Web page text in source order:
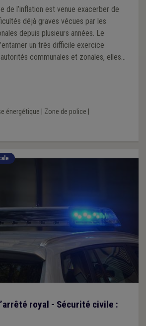
de l’inflation est venue exacerber de
déjà graves vécues par les
depuis plusieurs années. Le
un très difficile exercice
communales et zonales, elles
Et, si les autorités fédérales ne
et des zones du pays.
énergétique Zone de police
royal - Sécurité civile :